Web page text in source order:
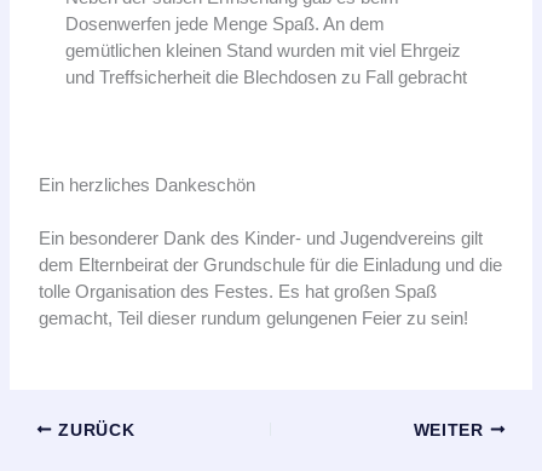
Dosenwerfen jede Menge Spaß. An dem
gemütlichen kleinen Stand wurden mit viel Ehrgeiz
und Treffsicherheit die Blechdosen zu Fall gebracht
Ein herzliches Dankeschön
Ein besonderer Dank des Kinder- und Jugendvereins gilt
dem Elternbeirat der Grundschule für die Einladung und die
tolle Organisation des Festes. Es hat großen Spaß
gemacht, Teil dieser rundum gelungenen Feier zu sein!
ZURÜCK WEITER